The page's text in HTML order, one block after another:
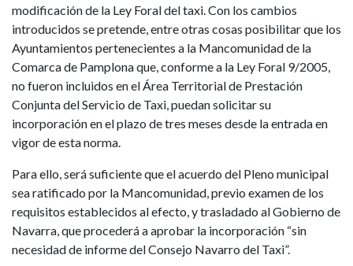
modificación de la Ley Foral del taxi. Con los cambios
introducidos se pretende, entre otras cosas posibilitar que los
Ayuntamientos pertenecientes a la Mancomunidad de la
Comarca de Pamplona que, conforme a la Ley Foral 9/2005,
no fueron incluidos en el Área Territorial de Prestación
Conjunta del Servicio de Taxi, puedan solicitar su
incorporación en el plazo de tres meses desde la entrada en
vigor de esta norma.
Para ello, será suficiente que el acuerdo del Pleno municipal
sea ratificado por la Mancomunidad, previo examen de los
requisitos establecidos al efecto, y trasladado al Gobierno de
Navarra, que procederá a aprobar la incorporación “sin
necesidad de informe del Consejo Navarro del Taxi”.